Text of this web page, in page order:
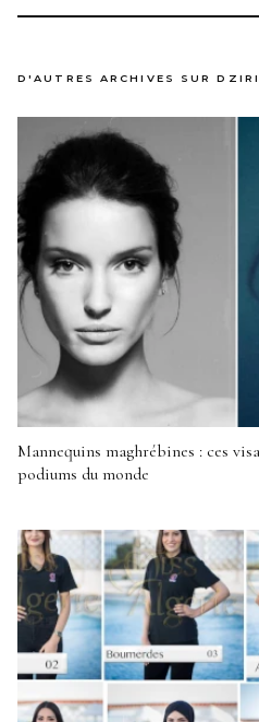
D'AUTRES ARCHIVES SUR
Mannequins maghrébines : ces
podiums du monde